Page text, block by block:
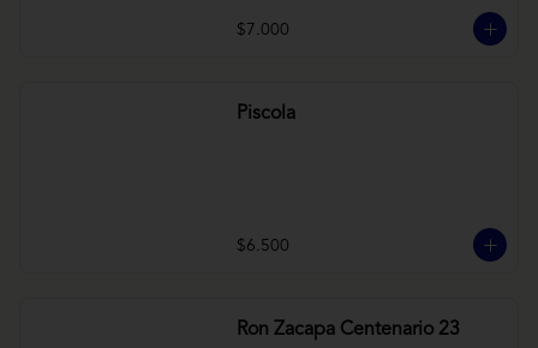
$7.000
Piscola
$6.500
Ron Zacapa Centenario 23